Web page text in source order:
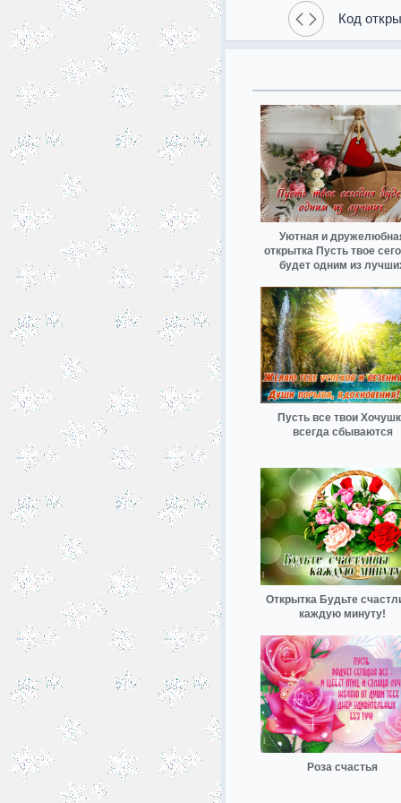
Код
Уютная и
открытка Пусть твое
будет одним из
Пусть все твои
всегда сбываются
Открытка Будьте
каждую минуту!
Роза счастья